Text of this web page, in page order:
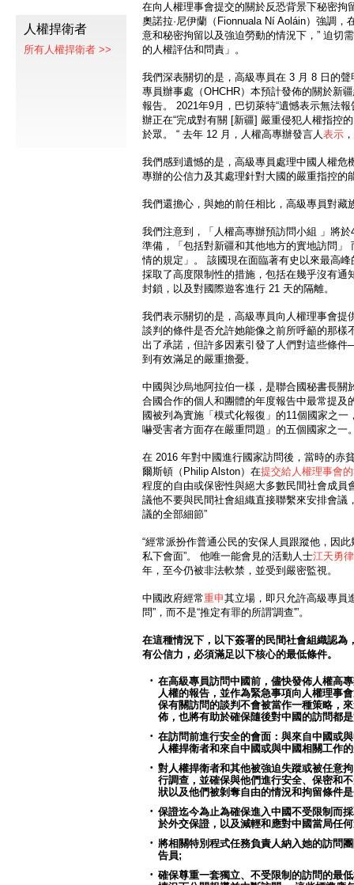
人權捍衛者
所有人權捍衛者 >>
在向人權理事會提交的關於反恐背景下秘密拘
奧諾拉·尼伊蘭（Fionnuala Ní Aoláin）強調，
意和秘密拘留以及強迫勞動的情況下，” 迫切
的人權評估和問責」。
我們深表關切的是，高級專員在 3 月 8 日的
專員辦事處（OHCHR）本預計發佈的關於新
報告。 2021年9月，巴切萊特“遺憾表示無法
辦正在“完成對有關 [新疆] 嚴重侵犯人權指控
於眾。 “ 去年 12 月，人權高專辦發言人表示
我們感到遺憾的是，高級專員處理中國人權危
專辦的公信力及其處理針對大國的嚴重指控的
我們還擔心，與她的前任相比，高級專員對藏
我們注意到，「人權高專辦預訪問小組 」將
準備，「包括對新疆和其他地方的實地訪問」
情的規定」。 該國現在面臨著有史以來最高
採取了高度限制性的措施，包括在幾乎沒有通
封鎖，以及對國際遊客進行 21 天的隔離。
我們表示關切的是，高級專員向人權理事會提
談判的條件是否允許她能像之前所呼籲的那樣
出了承諾，但許多因素引發了人們對這些條
到有效滿足的嚴重擔憂。
中國與沙烏地阿拉伯一樣，是聯合國秘書長關
合國合作的個人和團體的年度報告中最常提及
國被列為實施「模式化報復」的11個國家之一
嚇受害者方面存在嚴重問題」的五個國家之一
在 2016 年對中國進行國家訪問後，當時的赤
爾斯頓（Philip Alston）在提交給人權理事會
程度的自由或保密性與絕大多數民間社會成員
議他不要與民間社會組織直接聯繫來安排會議
議的全部細節”
“經常派扮作普通公民的安保人員跟蹤他，因
私下會面”。 他唯一能會見的活動人士江天勇
年，至今仍被非法軟禁，並受到嚴密監視。
中國政府經常重申其立場，即只允許高級專員
問”，而不是“推定有罪的所謂'調查'”。
在這種情況下，以下簽署的民間社會組織認為
有公信力，必須滿足以下核心的最低條件。
在高級專員訪問中國前，儘快發佈人權高
人權的報告，並作為緊急事項向人權理事
保有關訪問的談判不會被當作一種策略，
佈，也將有助於確保隨後對中國的訪問都
在訪問前進行安全的會面：與來自中國或
人權捍衛者和來自中國或與中國相關工作
對人權捍衛者和其他被強迫失蹤或被任意
行調查，並確保與他們進行安全、保密和
狀以及他們被剝奪自由的情況和拘留條件
保證迄今為止為確保進入中國不受限制而
於外交保證，以及減輕和應對中國當局任
將相關特別程式任務負責人納入她的訪問
告員;
確保尊重一套獨立、不受限制的訪問的最